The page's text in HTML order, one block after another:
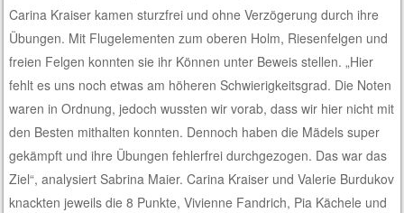
Carina Kraiser kamen sturzfrei und ohne Verzögerung durch ihre
Übungen. Mit Flugelementen zum oberen Holm, Riesenfelgen und
freien Felgen konnten sie ihr Können unter Beweis stellen. „Hier
fehlt es uns noch etwas am höheren Schwierigkeitsgrad. Die Noten
waren in Ordnung, jedoch wussten wir vorab, dass wir hier nicht mit
den Besten mithalten konnten. Dennoch haben die Mädels super
gekämpft und ihre Übungen fehlerfrei durchgezogen. Das war das
Ziel“, analysiert Sabrina Maier. Carina Kraiser und Valerie Burdukov
knackten jeweils die 8 Punkte, Vivienne Fandrich, Pia Kächele und